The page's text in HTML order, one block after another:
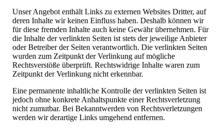
Unser Angebot enthält Links zu externen Websites Dritter, auf
deren Inhalte wir keinen Einfluss haben. Deshalb können wir
für diese fremden Inhalte auch keine Gewähr übernehmen. Für
die Inhalte der verlinkten Seiten ist stets der jeweilige Anbieter
oder Betreiber der Seiten verantwortlich. Die verlinkten Seiten
wurden zum Zeitpunkt der Verlinkung auf mögliche
Rechtsverstöße überprüft. Rechtswidrige Inhalte waren zum
Zeitpunkt der Verlinkung nicht erkennbar.​
Eine permanente inhaltliche Kontrolle der verlinkten Seiten ist
jedoch ohne konkrete Anhaltspunkte einer Rechtsverletzung
nicht zumutbar. Bei Bekanntwerden von Rechtsverletzungen
werden wir derartige Links umgehend entfernen.